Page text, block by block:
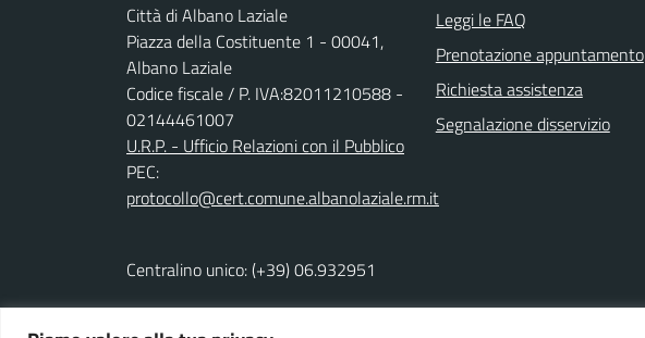
Città di Albano Laziale
Piazza della Costituente 1 - 00041,
Albano Laziale
Codice fiscale / P. IVA:82011210588 -
02144461007
U.R.P. - Ufficio Relazioni con il Pubblico
PEC:
protocollo@cert.comune.albanolaziale.rm.it
Centralino unico: (+39) 06.932951
Leggi le FAQ
Prenotazione appuntamento
Richiesta assistenza
Segnalazione disservizio